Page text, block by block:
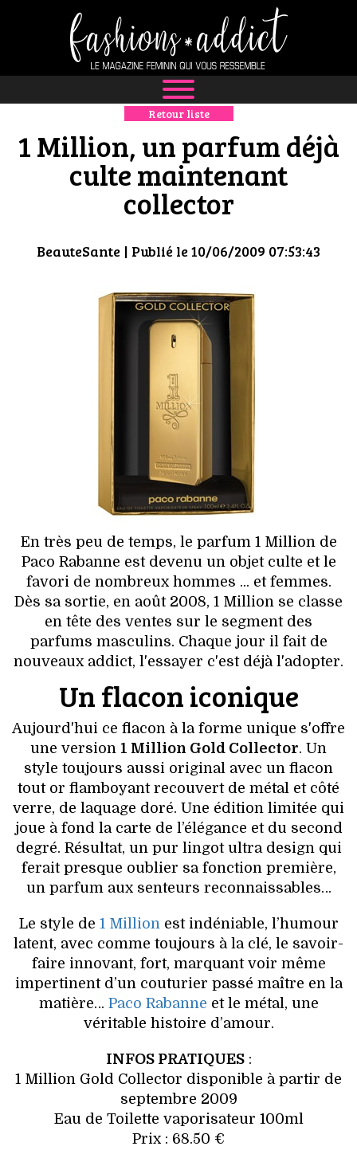
NEWS
MODE
LUXE
DÉFILÉS
CULTURE
HIGH TECH
MAISON
LIEUX TENDANCES
BEAUTÉ
MODE DE RUE
JEUNES CRÉATEURS
HISTOIRE DES MARQUES
DÉCO
VOYAGES & LOISIRS
Retour liste
1 Million, un parfum déjà
culte maintenant
collector
BeauteSante | Publié le 10/06/2009 07:53:43
En très peu de temps, le parfum 1 Million de
Paco Rabanne est devenu un objet culte et le
favori de nombreux hommes ... et femmes.
Dès sa sortie, en août 2008, 1 Million se classe
en tête des ventes sur le segment des
parfums masculins. Chaque jour il fait de
nouveaux addict, l'essayer c'est déjà l'adopter.
Un flacon iconique
Aujourd'hui ce flacon à la forme unique s'offre
une version 1 Million Gold Collector. Un
style toujours aussi original avec un flacon
tout or flamboyant recouvert de métal et côté
verre, de laquage doré. Une édition limitée qui
joue à fond la carte de l’élégance et du second
degré. Résultat, un pur lingot ultra design qui
ferait presque oublier sa fonction première,
un parfum aux senteurs reconnaissables…
Le style de 1 Millionest indéniable, l’humour
latent, avec comme toujours à la clé, le savoir-
faire innovant, fort, marquant voir même
impertinent d’un couturier passé maître en la
matière… Paco Rabanne et le métal, une
véritable histoire d’amour.
INFOS PRATIQUES:
1 Million Gold Collector disponible à partir de
septembre 2009
Eau de Toilette vaporisateur 100ml
Prix : 68.50 €